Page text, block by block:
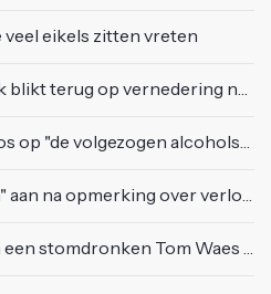
eikels zitten vreten
na z'n gevecht met Melvin Manhoef
alcoholspons" Robert Jensen
over verloren wedstrijd tegen Manchester United
Tom Waes vlak voordat hij in z'n auto stapte?